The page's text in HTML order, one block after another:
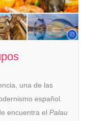
una de las
español.
encuentra el Palau